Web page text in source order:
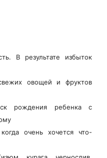
В результате избыток
овощей и фруктов
рождения ребенка с
очень хочется что-